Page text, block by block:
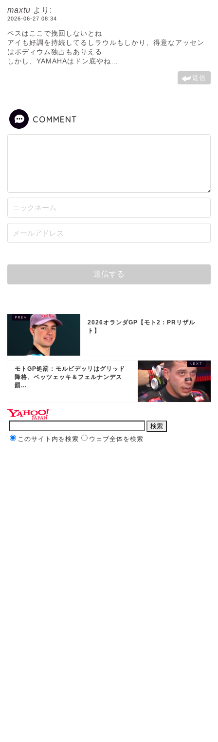
maxtu より:
2026-06-27 08:34
ベスはここで挽回しないとね
アイも好調を持続してるしラウルもしかり、得意なアッセン
はポディウム独占もありえる
しかし、YAMAHAはドン底やね…
返信
COMMENT
2026オランダGP【モト2：PRリザル
ト】
モトGP処罰：モルビデッリはグリッド
降格、ベッツェッキ＆フェルナンデス
罰...
このサイト内を検索 ウェブ全体を検索